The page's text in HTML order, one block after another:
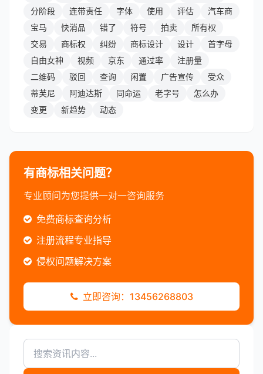
分阶段
连带责任 字体 使用 评估
汽车商
宝马
快消品 错了 符号 拍卖
所有权
交易
商标权 纠纷 商标设计 设计
首字母
自由女神
视频 京东 通过率
注册量
二维码
驳回 查询 闲置 广告宣传
受众
蒂芙尼
阿迪达斯 同命运 老字号
怎么办
变更
新趋势 动态
有商标相关问题？
专业顾问为您提供一对一咨询服务
免费商标查询分析
注册流程专业指导
侵权问题解决方案
立即咨询：13456268803